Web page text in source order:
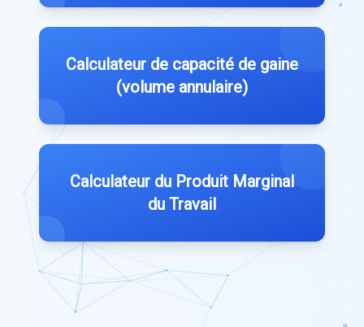
Calculateur de capacité de gaine
(volume annulaire)
Calculateur du Produit Marginal
du Travail